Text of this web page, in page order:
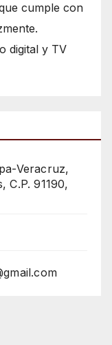
cumple con
digital y TV
Veracruz,
C.P. 91190,